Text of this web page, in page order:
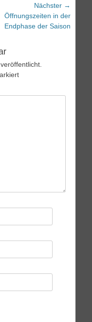
Nächster →
Öffnungszeiten in der
Endphase der Saison